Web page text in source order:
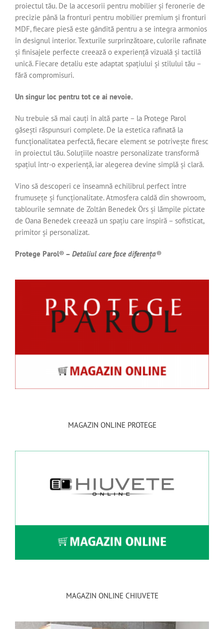
proiectul tău. De la accesorii pentru mobilier și feronerie de
precizie până la fronturi pentru mobilier premium și fronturi
MDF, fiecare piesă este gândită pentru a se integra armonios
în designul interior. Texturile surprinzătoare, culorile rafinate
și finisajele perfecte creează o experiență vizuală și tactilă
unică. Fiecare detaliu este adaptat spațiului și stilului tău –
fără compromisuri.
Un singur loc pentru tot ce ai nevoie.
Nu trebuie să mai cauți în altă parte – la Protege Parol
găsești răspunsuri complete. De la estetica rafinată la
funcționalitatea perfectă, fiecare element se potrivește firesc
în proiectul tău. Soluțiile noastre personalizate transformă
spațiul într-o experiență, iar alegerea devine simplă și clară.
Vino să descoperi ce înseamnă echilibrul perfect între
frumusețe și funcționalitate. Atmosfera caldă din showroom,
tablourile semnate de Zoltán Benedek Örs și lămpile pictate
de Oana Benedek creează un spațiu care inspiră – sofisticat,
primitor și personalizat.
Protege Parol® – Detaliul care face diferența®
MAGAZIN ONLINE PROTEGE
MAGAZIN ONLINE CHIUVETE